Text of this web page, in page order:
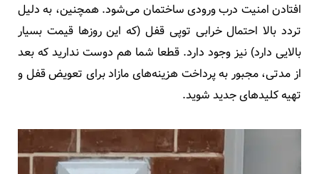
افتادن امنیت درب ورودی ساختمان می‌شود. همچنین، به دلیل
تردد بالا احتمال خرابی توپی قفل (که این روزها قیمت بسیار
بالایی دارد) نیز وجود دارد. قطعا شما هم دوست ندارید که بعد
از مدتی، مجبور به پرداخت هزینه‌های مازاد برای تعویض قفل و
تهیه کلیدهای جدید شوید.